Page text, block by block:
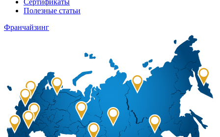
Сертификаты
Полезные статьи
Франчайзинг